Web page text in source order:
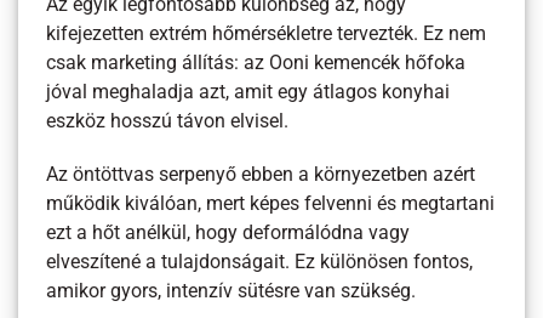
Az egyik legfontosabb különbség az, hogy
kifejezetten extrém hőmérsékletre tervezték. Ez nem
csak marketing állítás: az Ooni kemencék hőfoka
jóval meghaladja azt, amit egy átlagos konyhai
eszköz hosszú távon elvisel.
Az öntöttvas serpenyő ebben a környezetben azért
működik kiválóan, mert képes felvenni és megtartani
ezt a hőt anélkül, hogy deformálódna vagy
elveszítené a tulajdonságait. Ez különösen fontos,
amikor gyors, intenzív sütésre van szükség.